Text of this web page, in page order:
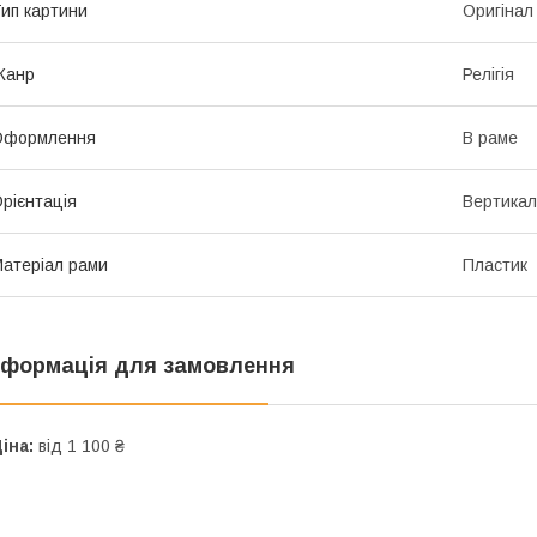
картини Оригінал
Релігія
В раме
рами Пластик
для замовлення
від 1 100 ₴